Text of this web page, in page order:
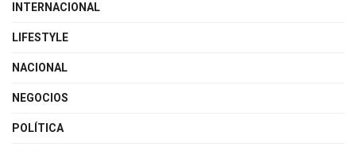
INTERNACIONAL
LIFESTYLE
NACIONAL
NEGOCIOS
POLÍTICA